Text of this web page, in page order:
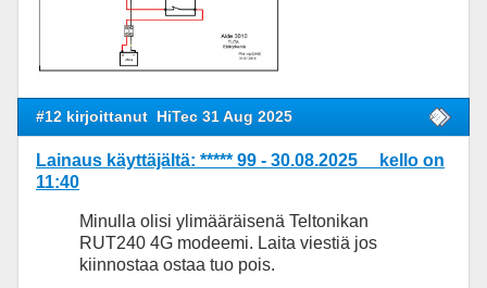
#12 kirjoittanut HiTec 31 Aug 2025
Lainaus käyttäjältä: ***** 99 - 30.08.2025 kello on
11:40
Minulla olisi ylimääräisenä Teltonikan
RUT240 4G modeemi. Laita viestiä jos
kiinnostaa ostaa tuo pois.